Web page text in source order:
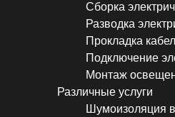
Сборка
Разводка
Прокладка
Подключение
Монтаж
Различные услуги
Шумоизоляция